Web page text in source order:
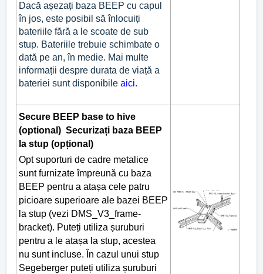
Dacă așezați baza BEEP cu capul
în jos, este posibil să înlocuiți
bateriile fără a le scoate de sub
stup. Bateriile trebuie schimbate o
dată pe an, în medie. Mai multe
informații despre durata de viață a
bateriei sunt disponibile aici.
Secure BEEP base to hive
(optional) Securizați baza BEEP
la stup (opțional)
Opt suporturi de cadre metalice
sunt furnizate împreună cu baza
BEEP pentru a atașa cele patru
picioare superioare ale bazei BEEP
la stup (vezi DMS_V3_frame-
bracket). Puteți utiliza șuruburi
pentru a le atașa la stup, acestea
nu sunt incluse. În cazul unui stup
Segeberger puteți utiliza șuruburi